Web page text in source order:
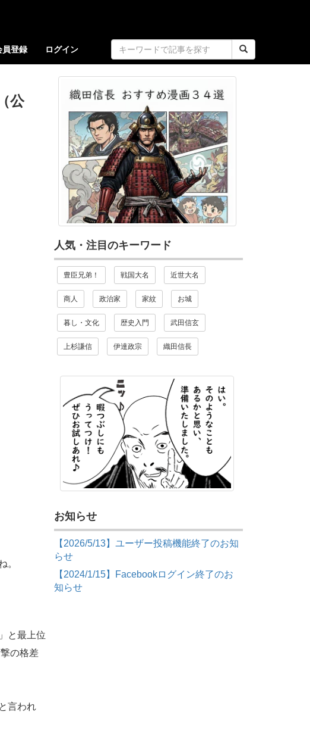
員登録 ログイン
公
。
と最上位
の格差
言われ
人気・注目のキーワード
豊臣兄弟！ 戦国大名 近世大名
商人 政治家 家紋 お城
暮し・文化 歴史入門 武田信玄
上杉謙信 伊達政宗 織田信長
お知らせ
【2026/5/13】ユーザー投稿機能終了のお知
らせ
【2024/1/15】Facebookログイン終了のお
知らせ